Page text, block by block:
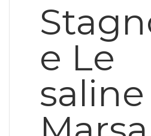
e Le